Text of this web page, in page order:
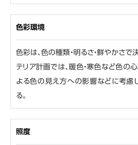
色彩環境
色彩は、色の種類・明るさ・鮮やかさで
テリア計画では、暖色・寒色など色の
よる色の見え方への影響などに考慮
る。
照度